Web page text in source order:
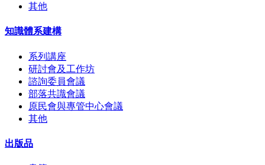
其他
知識體系建構
系列講座
研討會及工作坊
諮詢委員會議
部落共識會議
原民會與專管中心會議
其他
出版品